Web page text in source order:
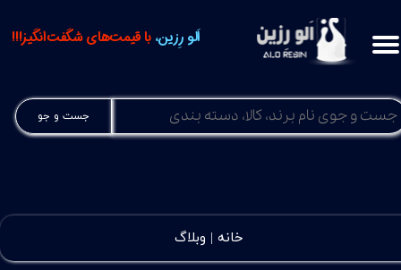
جست و جو
اَلو رِزین، با قیمت‌های شگفت‌انگیز!!!
خانه | وبلاگ